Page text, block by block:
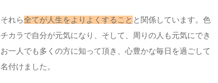
れら全てが人生をよりよくすること と関係しています。色
カラで自分が元気になり、そして、周りの人も元気にでき
一人でも多くの方に知って頂き、心豊かな毎日を過ごして
付けました。